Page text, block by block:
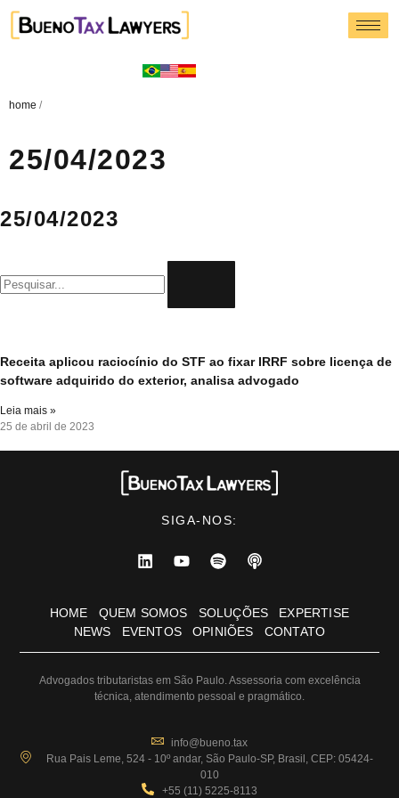
home /
25/04/2023
25/04/2023
Receita aplicou raciocínio do STF ao fixar IRRF sobre licença de
software adquirido do exterior, analisa advogado
Leia mais »
25 de abril de 2023
SIGA-NOS:
HOME QUEM SOMOS SOLUÇÕES
EXPERTISE
NEWS
EVENTOS OPINIÕES CONTATO
Advogados tributaristas em São Paulo. Assessoria com excelência
técnica, atendimento pessoal e pragmático.
info@bueno.tax
Rua Pais Leme, 524 - 10º andar, São Paulo-SP, Brasil, CEP: 05424-
010
+55 (11) 5225-8113